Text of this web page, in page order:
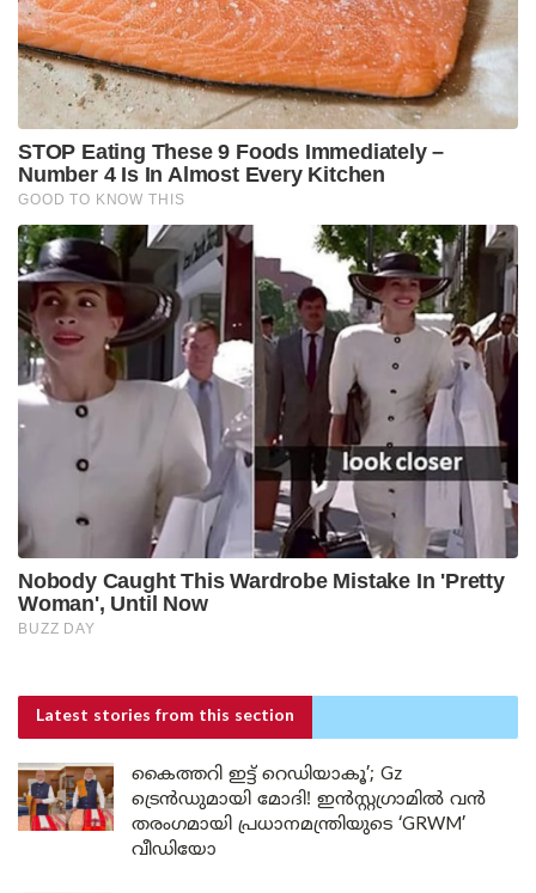
Latest stories from this section
കൈത്തറി ഇട്ട് റെഡിയാകൂ’; Gz
ട്രെൻഡുമായി മോദി! ഇൻസ്റ്റഗ്രാമിൽ വൻ
തരംഗമായി പ്രധാനമന്ത്രിയുടെ ‘GRWM’
വീഡിയോ